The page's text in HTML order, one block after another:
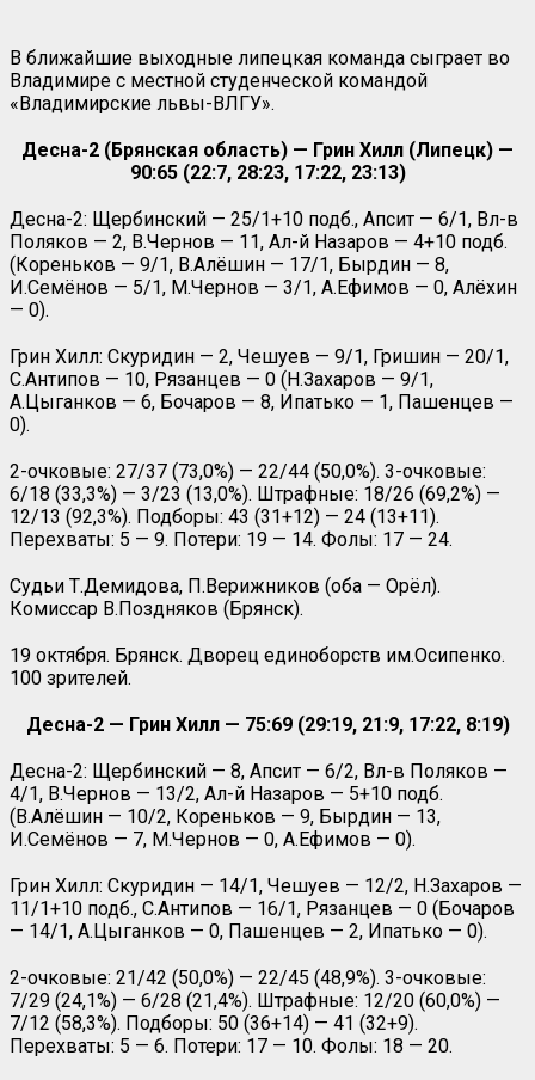
В ближайшие выходные липецкая команда сыграет во
Владимире с местной студенческой командой
«Владимирские львы-ВЛГУ».
Десна-2 (Брянская область) — Грин Хилл (Липецк) —
90:65 (22:7, 28:23, 17:22, 23:13)
Десна-2: Щербинский — 25/1+10 подб., Апсит — 6/1, Вл-в
Поляков — 2, В.Чернов — 11, Ал-й Назаров — 4+10 подб.
(Кореньков — 9/1, В.Алёшин — 17/1, Бырдин — 8,
И.Семёнов — 5/1, М.Чернов — 3/1, А.Ефимов — 0, Алёхин
— 0).
Грин Хилл: Скуридин — 2, Чешуев — 9/1, Гришин — 20/1,
С.Антипов — 10, Рязанцев — 0 (Н.Захаров — 9/1,
А.Цыганков — 6, Бочаров — 8, Ипатько — 1, Пашенцев —
0).
2-очковые: 27/37 (73,0%) — 22/44 (50,0%). 3-очковые:
6/18 (33,3%) — 3/23 (13,0%). Штрафные: 18/26 (69,2%) —
12/13 (92,3%). Подборы: 43 (31+12) — 24 (13+11).
Перехваты: 5 — 9. Потери: 19 — 14. Фолы: 17 — 24.
Судьи Т.Демидова, П.Верижников (оба — Орёл).
Комиссар В.Поздняков (Брянск).
19 октября. Брянск. Дворец единоборств им.Осипенко.
100 зрителей.
Десна-2 — Грин Хилл — 75:69 (29:19, 21:9, 17:22, 8:19)
Десна-2: Щербинский — 8, Апсит — 6/2, Вл-в Поляков —
4/1, В.Чернов — 13/2, Ал-й Назаров — 5+10 подб.
(В.Алёшин — 10/2, Кореньков — 9, Бырдин — 13,
И.Семёнов — 7, М.Чернов — 0, А.Ефимов — 0).
Грин Хилл: Скуридин — 14/1, Чешуев — 12/2, Н.Захаров —
11/1+10 подб., С.Антипов — 16/1, Рязанцев — 0 (Бочаров
— 14/1, А.Цыганков — 0, Пашенцев — 2, Ипатько — 0).
2-очковые: 21/42 (50,0%) — 22/45 (48,9%). 3-очковые:
7/29 (24,1%) — 6/28 (21,4%). Штрафные: 12/20 (60,0%) —
7/12 (58,3%). Подборы: 50 (36+14) — 41 (32+9).
Перехваты: 5 — 6. Потери: 17 — 10. Фолы: 18 — 20.